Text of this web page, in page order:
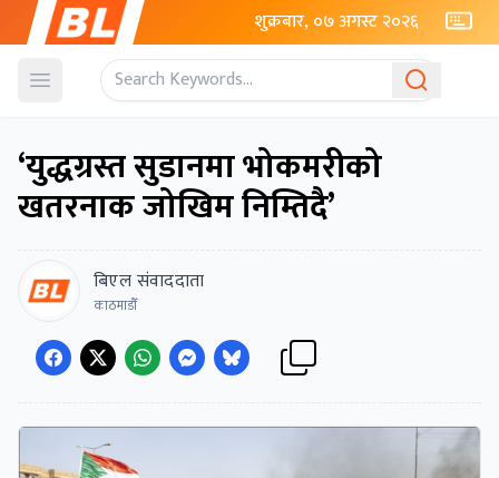
शुक्रबार, ०७ अगस्ट २०२६
Open menu
‘युद्धग्रस्त सुडानमा भोकमरीको
खतरनाक जोखिम निम्तिदै’
बिएल संवाददाता
काठमाडौँ